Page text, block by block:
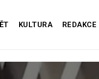
KULTURA REDAKCE